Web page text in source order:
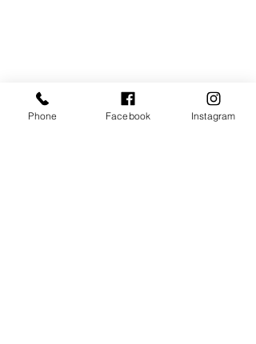
Phone Facebook Instagram